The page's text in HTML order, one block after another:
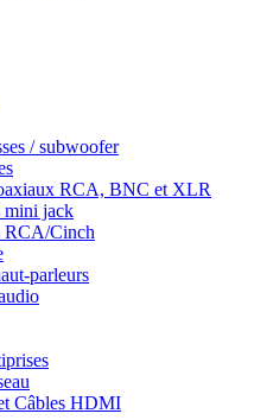
/ subwoofer
RCA, BNC et XLR
mini jack
RCA/Cinch
parleurs
Câbles HDMI